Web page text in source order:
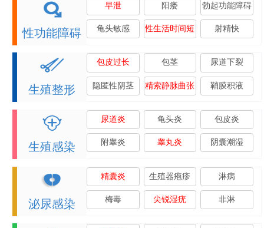
性功能障碍
早泄 阳痿 勃起功能障碍
龟头敏感 性生活时间短 射精快
生殖整形
包皮过长 包茎 尿道下裂
隐匿性阴茎 精索静脉曲张 鞘膜积液
生殖感染
尿道炎 龟头炎 包皮炎
附睾炎 睾丸炎 阴囊潮湿
泌尿感染
精囊炎 生殖器疱疹 淋病
梅毒 尖锐湿疣 非淋